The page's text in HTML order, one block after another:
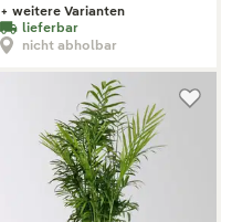
+ weitere Varianten
lieferbar
nicht abholbar